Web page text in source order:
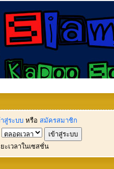
าสู่ระบบ หรือ สมัครสมาชิก
ะเวลาในเซสชั่น